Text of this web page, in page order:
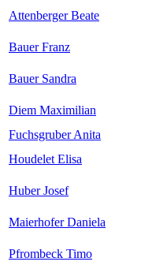
Attenberger Beate
Bauer Franz
Bauer Sandra
Diem Maximilian
Fuchsgruber Anita
Houdelet Elisa
Huber Josef
Maierhofer Daniela
Pfrombeck Timo